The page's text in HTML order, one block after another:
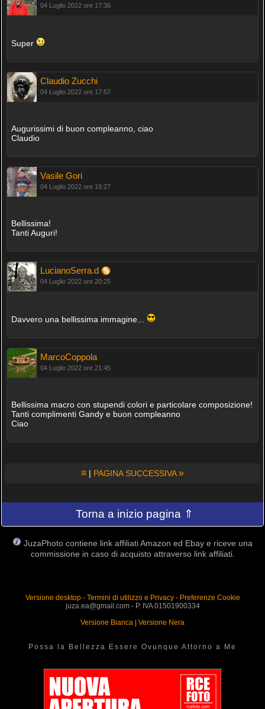
04 Luglio 2022 ore 17:36
Super
Claudio Zucchi
04 Luglio 2022 ore 17:57
Augurissimi di buon compleanno, ciao
Claudio
Vasile Gori
04 Luglio 2022 ore 19:27
Bellissima!
Tanti Auguri!
LucianoSerra.d
04 Luglio 2022 ore 20:25
Davvero una bellissima immagine...
MarcoCoppola
04 Luglio 2022 ore 21:45
Bellissima macro con stupendi colori e particolare composizione!
Tanti complimenti Gandy e buon compleanno
Ciao
≡ | PAGINA SUCCESSIVA»
Torna a inizio pagina ⇑
JuzaPhoto contiene link affiliati Amazon ed Ebay e riceve una
commissione in caso di acquisto attraverso link affiliati.
Versione desktop- Termini di utilizzo e Privacy- Preferenze Cookie
juza.ea@gmail.com - P. IVA 01501900334
Versione Bianca
Versione Nera
Possa la Bellezza Essere Ovunque Attorno a Me